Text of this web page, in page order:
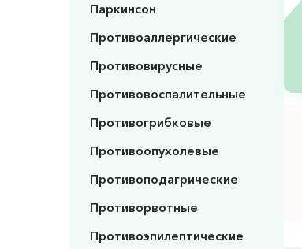
Паркинсон
Противоаллергические
Противовирусные
Противовоспалительные
Противогрибковые
Противоопухолевые
Противоподагрические
Противорвотные
Противоэпилептические